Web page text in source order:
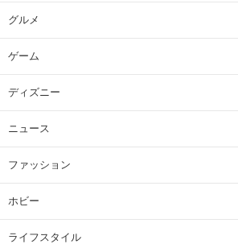
グルメ
ゲーム
ディズニー
ニュース
ファッション
ホビー
ライフスタイル